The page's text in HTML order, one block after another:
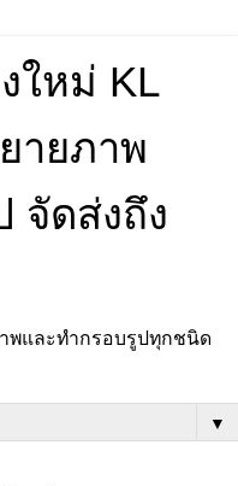
ใหม่ KL
ายภาพ
จัดส่งถึง
พและทำกรอบรูปทุกชนิด
▼